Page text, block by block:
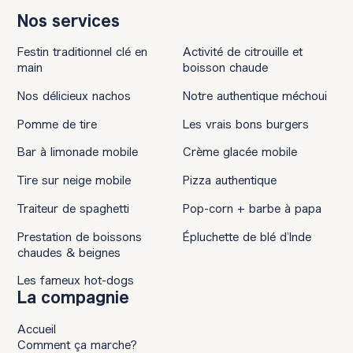
Nos services
Festin traditionnel clé en
main
Activité de citrouille et
boisson chaude
Nos délicieux nachos
Notre authentique méchoui
Pomme de tire
Les vrais bons burgers
Bar à limonade mobile
Crème glacée mobile
Tire sur neige mobile
Pizza authentique
Traiteur de spaghetti
Pop-corn + barbe à papa
Prestation de boissons
chaudes & beignes
Épluchette de blé d’Inde
Les fameux hot-dogs
La compagnie
Accueil
Comment ça marche?